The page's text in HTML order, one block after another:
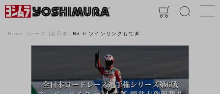
Home レース 全日本 Rd.6 ツインリンクもてぎ